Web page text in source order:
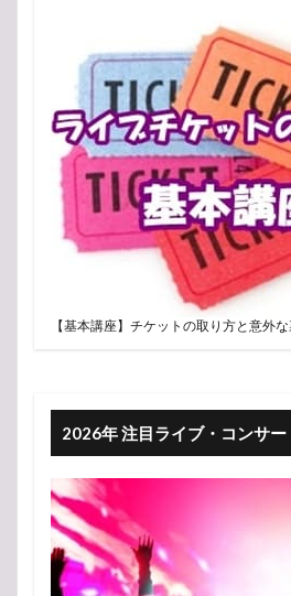
【基本講座】チケットの取り方と意外
2026年 注目ライブ・コンサー